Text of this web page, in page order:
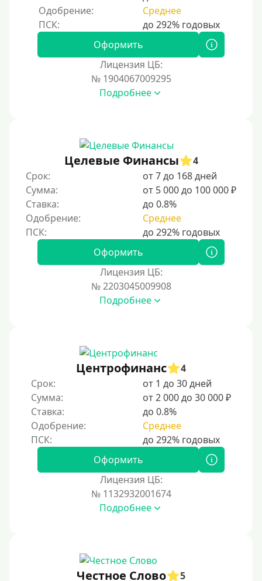
На Вебмани
Виза (Visa)
Моментум (Momentum)
Через систему Контакт (Contact)
Золотая Корона
Через систему быстрых платежей СБП
Способы получения
Без активации сервиса
Не выходя из дома
Без посещения офиса
В офисе
В ломбарде
Роботы займов
Онлайн на карту в Telegram
Без списания денег с карты
Денежным переводом
На Яндекс Деньги
Одобрение:
Среднее
Оформить
Лицензия ЦБ:
№ 1904067009295
Подробнее
Целевые Финансы
4
Срок:
от 7 до 168 дней
Сумма:
от 5 000 до 100 000 ₽
Ставка:
до 0.8%
Одобрение:
Среднее
Оформить
Лицензия ЦБ:
№ 2203045009908
Подробнее
Центрофинанс
4
Срок:
от 1 до 30 дней
Сумма:
от 2 000 до 30 000 ₽
Ставка:
до 0.8%
Одобрение:
Среднее
Оформить
Лицензия ЦБ:
№ 1132932001674
Подробнее
Честное Слово
5